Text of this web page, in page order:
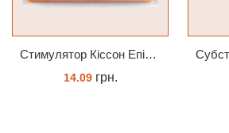
Cтимулятор Кіссон Епін +
14.09грн.